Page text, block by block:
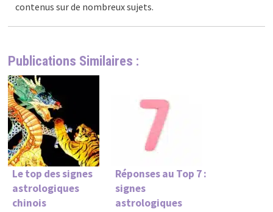
contenus sur de nombreux sujets.
Publications Similaires :
Le top des signes
astrologiques
chinois
Réponses au Top 7 :
signes
astrologiques